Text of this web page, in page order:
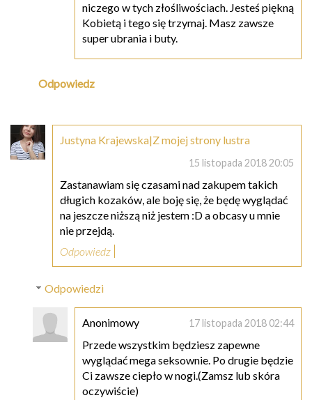
niczego w tych złośliwościach. Jesteś piękną
Kobietą i tego się trzymaj. Masz zawsze
super ubrania i buty.
Odpowiedz
Justyna Krajewska|Z mojej strony lustra
15 listopada 2018 20:05
Zastanawiam się czasami nad zakupem takich
długich kozaków, ale boję się, że będę wyglądać
na jeszcze niższą niż jestem :D a obcasy u mnie
nie przejdą.
Odpowiedz
Odpowiedzi
Anonimowy 17 listopada 2018 02:44
Przede wszystkim będziesz zapewne
wyglądać mega seksownie. Po drugie będzie
Ci zawsze ciepło w nogi.(Zamsz lub skóra
oczywiście)